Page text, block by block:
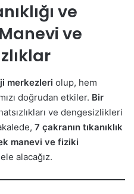
ve
ve
merkezleri olup, hem
doğrudan etkiler. Bir
ve dengesizlikleri
7 çakranın tıkanıklık
manevi ve fiziki
alacağız.